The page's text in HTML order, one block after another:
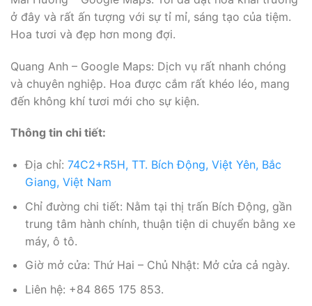
ở đây và rất ấn tượng với sự tỉ mỉ, sáng tạo của tiệm.
Hoa tươi và đẹp hơn mong đợi.
Quang Anh – Google Maps: Dịch vụ rất nhanh chóng
và chuyên nghiệp. Hoa được cắm rất khéo léo, mang
đến không khí tươi mới cho sự kiện.
Thông tin chi tiết:
Địa chỉ: 74C2+R5H, TT. Bích Động, Việt Yên, Bắc
Giang, Việt Nam
Chỉ đường chi tiết: Nằm tại thị trấn Bích Động, gần
trung tâm hành chính, thuận tiện di chuyển bằng xe
máy, ô tô.
Giờ mở cửa: Thứ Hai – Chủ Nhật: Mở cửa cả ngày.
Liên hệ: +84 865 175 853.